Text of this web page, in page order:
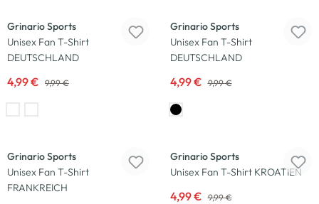
Grinario Sports
Unisex Fan T-Shirt
DEUTSCHLAND
4,99 € 9,99 €
Grinario Sports
Unisex Fan T-Shirt
DEUTSCHLAND
4,99 € 9,99 €
Grinario Sports
Unisex Fan T-Shirt
FRANKREICH
Grinario Sports
Unisex Fan T-Shirt KROATIEN
4,99 € 9,99 €